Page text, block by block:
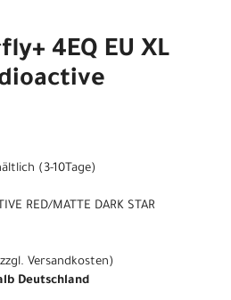
4EQ EU XL
(3-10Tage)
RED/MATTE DARK STAR
Versandkosten)
Deutschland